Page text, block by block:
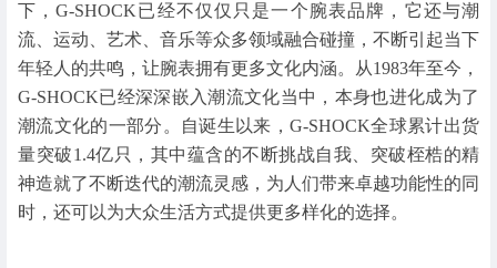
下，G-SHOCK已经不仅仅只是一个腕表品牌，它还与潮
流、运动、艺术、音乐等众多领域融合碰撞，不断引起当下
年轻人的共鸣，让腕表拥有更多文化内涵。从1983年至今，
G-SHOCK已经深深嵌入潮流文化当中，本身也进化成为了
潮流文化的一部分。自诞生以来，G-SHOCK全球累计出货
量突破1.4亿只，其中蕴含的不断挑战自我、突破桎梏的精
神造就了不断迭代的潮流灵感，为人们带来卓越功能性的同
时，还可以为大众生活方式提供更多样化的选择。